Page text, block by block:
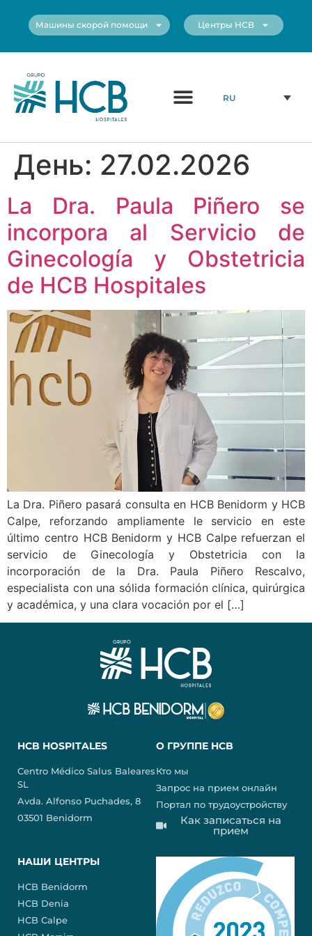
Машины скорой помощи Центры HCB
RU
День: 27.02.2026
La Dra. Paula Piñero se
incorpora al Servicio de
Ginecología y Obstetricia
de HCB Hospitales
La Dra. Piñero pasará consulta en HCB Benidorm y HCB
Calpe, reforzando ampliamente le servicio en este
último centro HCB Benidorm y HCB Calpe refuerzan el
servicio de Ginecología y Obstetricia con la
incorporación de la Dra. Paula Piñero Rescalvo,
especialista con una sólida formación clínica, quirúrgica
y académica, y una clara vocación por el […]
HCB HOSPITALES
Centro Médico Salus Baleares
SL
Avda. Alfonso Puchades, 8
03501 Benidorm
О ГРУППЕ HCB
Кто мы
Запрос на прием онлайн
Портал по трудоустройству
Как записаться на
прием
НАШИ ЦЕНТРЫ
HCB Benidorm
HCB Denia
HCB Calpe